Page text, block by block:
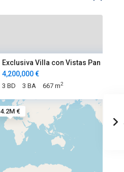
4.2M €
Exclusiva Villa con Vistas Pan
4,200,000 €
3 BD 3 BA 667 m2